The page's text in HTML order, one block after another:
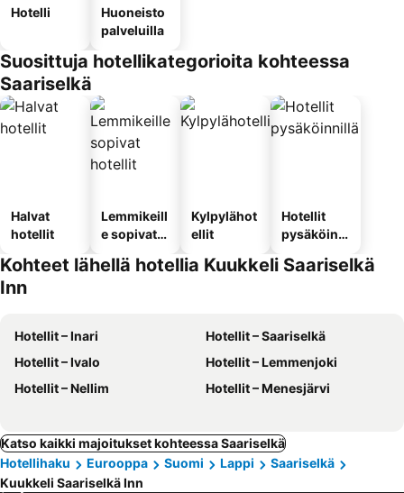
Hotelli
Huoneisto
palveluilla
Suosittuja hotellikategorioita kohteessa
Saariselkä
Halvat
hotellit
Lemmikeill
e sopivat
Kylpylähot
ellit
Hotellit
pysäköinni
Kohteet lähellä hotellia Kuukkeli Saariselkä
Inn
Hotellit – Inari
Hotellit – Saariselkä
Hotellit – Ivalo
Hotellit – Lemmenjoki
Hotellit – Nellim
Hotellit – Menesjärvi
Katso kaikki majoitukset kohteessa Saariselkä
Hotellihaku
Eurooppa Suomi Lappi
Saariselkä
Kuukkeli Saariselkä Inn